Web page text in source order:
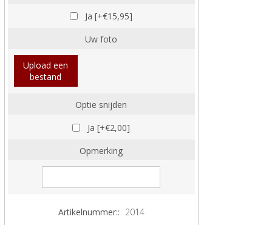
Ja [+€15,95]
Uw foto
Upload een
bestand
Optie snijden
Ja [+€2,00]
Opmerking
Artikelnummer:: 2014